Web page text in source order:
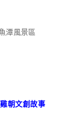
雞朝文創故事